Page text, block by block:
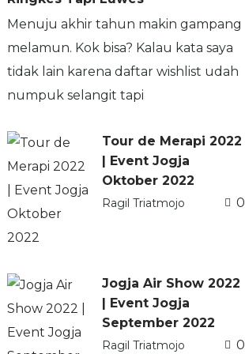
Menuju akhir tahun makin gampang
melamun. Kok bisa? Kalau kata saya
tidak lain karena daftar wishlist udah
numpuk selangit tapi
Tour de Merapi 2022
| Event Jogja
Oktober 2022
Ragil Triatmojo 0
Jogja Air Show 2022
| Event Jogja
September 2022
Ragil Triatmojo 0